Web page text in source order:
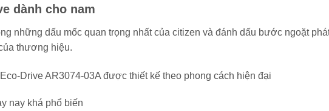
dành cho nam
những dấu mốc quan trọng nhất của citizen và đánh dấu bước ngoặt
thương hiệu.
nay khá phổ biến